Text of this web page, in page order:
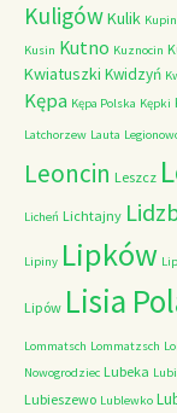
KuligówKulik Kupin
Kusin Kutno Kuznocin
Kwiatuszki Kwidzyń
Kępa Kępa Polska Kępki
Latchorzew Lauta
Leoncin Leszcz
Licheń Lichtajny
Lipiny Lipków
Lipów Lisia
Lommatsch Lommatzsch
Nowogrodziec Lubeka
Lubieszewo Lublewko